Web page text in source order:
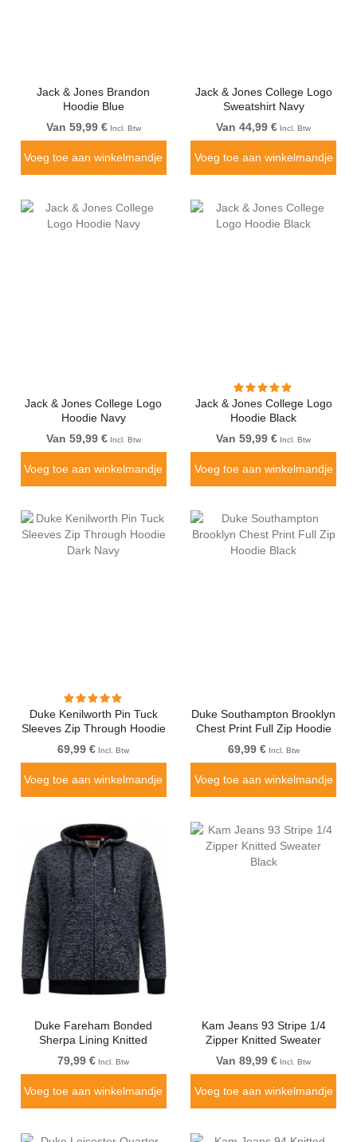
Jack & Jones Brandon
Hoodie Blue
Van 59,99 €Incl. Btw
Voeg toe aan winkelmandje
Jack & Jones College Logo
Sweatshirt Navy
Van 44,99 € Incl. Btw
Voeg toe aan winkelmandje
Jack & Jones College Logo
Hoodie Navy
Van 59,99 €Incl. Btw
Voeg toe aan winkelmandje
Jack & Jones College Logo
Hoodie Black
Van 59,99 € Incl. Btw
Voeg toe aan winkelmandje
Duke Kenilworth Pin Tuck
Sleeves Zip Through Hoodie
Dark Navy
69,99 € Incl. Btw
Voeg toe aan winkelmandje
Duke Southampton Brooklyn
Chest Print Full Zip Hoodie
Black
69,99 €Incl. Btw
Voeg toe aan winkelmandje
Duke Fareham Bonded
Sherpa Lining Knitted
Hoodie Grey
79,99 € Incl. Btw
Voeg toe aan winkelmandje
Kam Jeans 93 Stripe 1/4
Zipper Knitted Sweater
Black
Van 89,99 € Incl. Btw
Voeg toe aan winkelmandje